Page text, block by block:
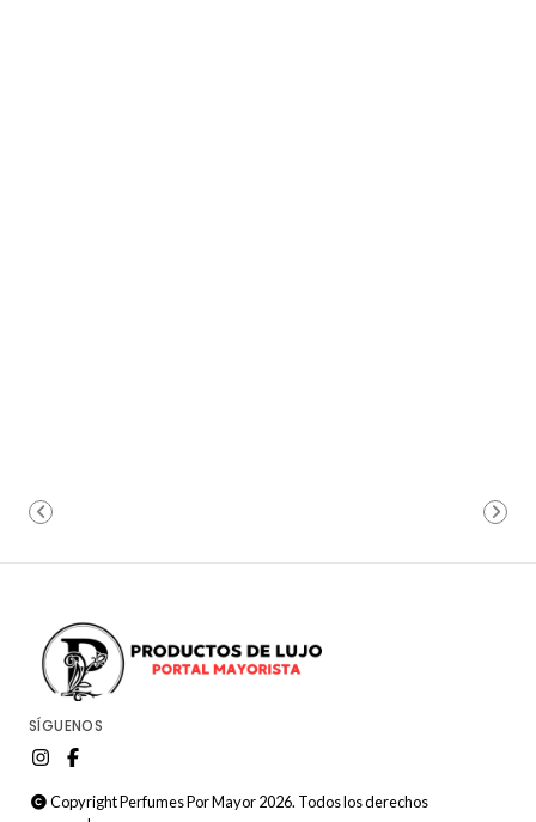
SÍGUENOS
Copyright Perfumes Por Mayor 2026. Todos los derechos